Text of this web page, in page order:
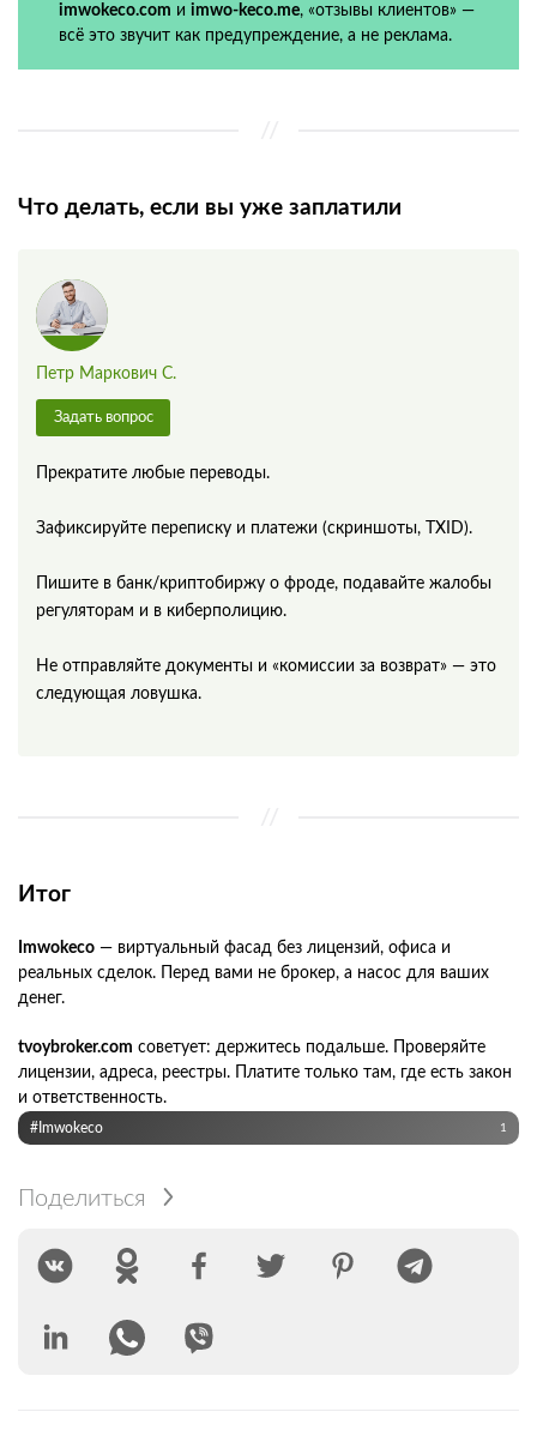
imwokeco.com и imwo-keco.me, «отзывы клиентов» —
всё это звучит как предупреждение, а не реклама.
Что делать, если вы уже заплатили
Петр Маркович С.
Задать вопрос
Прекратите любые переводы.
Зафиксируйте переписку и платежи (скриншоты, TXID).
Пишите в банк/криптобиржу о фроде, подавайте жалобы
регуляторам и в киберполицию.
Не отправляйте документы и «комиссии за возврат» — это
следующая ловушка.
Итог
Imwokeco — виртуальный фасад без лицензий, офиса и
реальных сделок. Перед вами не брокер, а насос для ваших
денег.
tvoybroker.com советует: держитесь подальше. Проверяйте
лицензии, адреса, реестры. Платите только там, где есть закон
и ответственность.
#Imwokeco 1
Поделиться